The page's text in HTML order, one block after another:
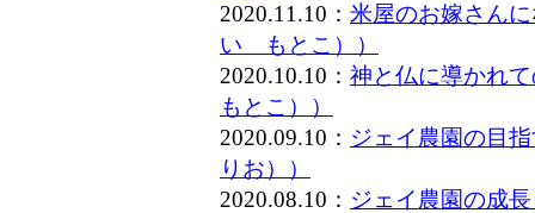
2020.11.10： 米屋のお嫁さん
い もとこ））
2020.10.10： 神と仏に導かれ
もとこ））
2020.09.10： ジェイ農園の目
りお））
2020.08.10： ジェイ農園の成